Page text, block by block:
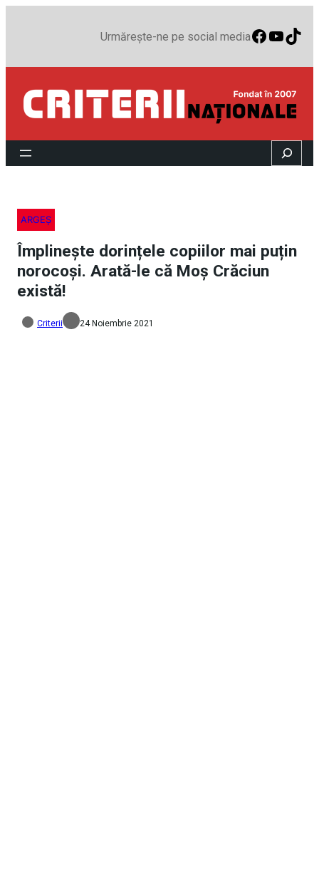
Urmărește-ne pe social media
Search
ARGEȘ
Împlinește dorințele copiilor mai puțin
norocoși. Arată-le că Moș Crăciun
există!
Criterii 24 Noiembrie 2021